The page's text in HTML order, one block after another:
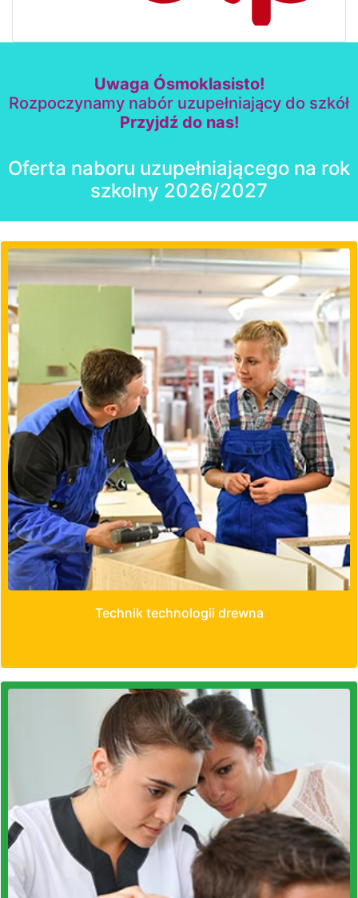
Uwaga Ósmoklasisto!
Rozpoczynamy nabór uzupełniający do szkół
Przyjdź do nas!
Oferta naboru uzupełniającego na rok
szkolny 2026/2027
Technik technologii drewna